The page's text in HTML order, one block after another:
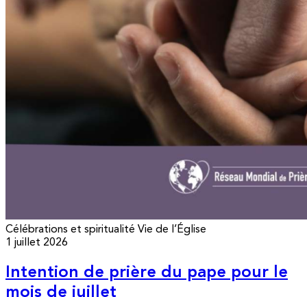
Célébrations et spiritualité Vie de l’Église
1 juillet 2026
Intention de prière du pape pour le
mois de juillet